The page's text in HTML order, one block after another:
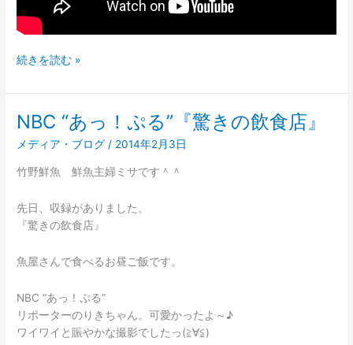
続きを読む »
NBC “あっ！ぷる”『驚きの飲食店』
メディア・ブログ / 2014年2月3日
竹野鮮魚 鮮魚主婦ミサです＾＾
先日、収録がありました。
『驚きの飲食店』
魚屋さんで食べるお昼ご飯です。
NBC “あっ！ぷる”
リポーターのりきちゃん。可愛かったよ～♪
ワイワイと賑やかな撮影でしたっ(≧∀≦)
NBC
っ！
ぷ
き
の
食